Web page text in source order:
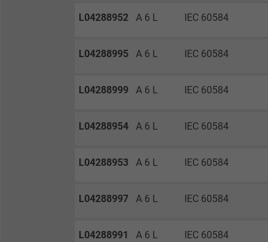
Laufzeit
L04288952 A 6 L IEC 60584
L04288995 A 6 L IEC 60584
L04288999 A 6 L IEC 60584
L04288954 A 6 L IEC 60584
L04288953 A 6 L IEC 60584
L04288997 A 6 L IEC 60584
L04288991 A 6 L IEC 60584